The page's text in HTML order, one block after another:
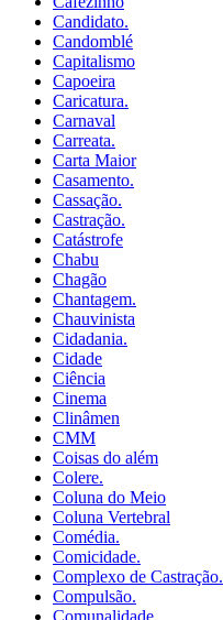
Candidato.
Candomblé
Capitalismo
Capoeira
Caricatura.
Carnaval
Carreata.
Carta Maior
Casamento.
Cassação.
Castração.
Catástrofe
Chabu
Chagão
Chantagem.
Chauvinista
Cidadania.
Cidade
Ciência
Cinema
Clinâmen
CMM
Coisas do além
Colere.
Coluna do Meio
Coluna Vertebral
Comédia.
Comicidade.
Complexo de Castração.
Compulsão.